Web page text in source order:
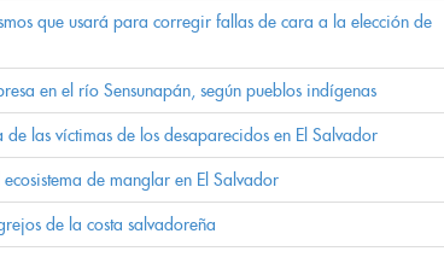
que usará para corregir fallas de cara a la elección de
en el río Sensunapán, según pueblos indígenas
las víctimas de los desaparecidos en El Salvador
de manglar en El Salvador
de la costa salvadoreña